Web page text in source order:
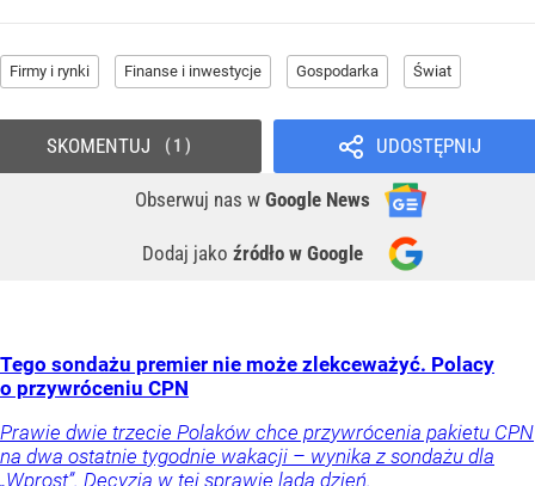
Firmy i rynki Finanse i inwestycje Gospodarka Świat
UDOSTĘPNIJ
Obserwuj nas w Google News
Dodaj jako źródło w Google
SKOMENTUJ 1
Tego sondażu premier nie może zlekceważyć. Polacy
o przywróceniu CPN
Prawie dwie trzecie Polaków chce przywrócenia pakietu CPN
na dwa ostatnie tygodnie wakacji – wynika z sondażu dla
„Wprost”. Decyzja w tej sprawie lada dzień.